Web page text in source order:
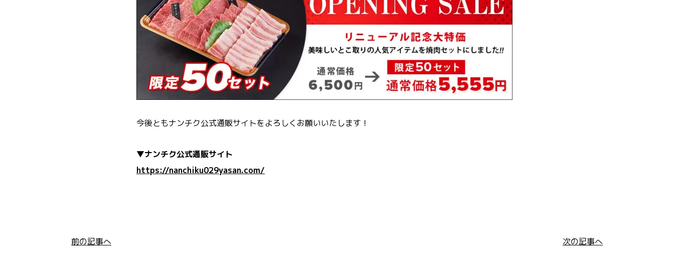
今後ともナンチク公式通販サイトをよろしくお願いいたします！
▼ナンチク公式通販サイト
https://nanchiku029yasan.com/
前の記事へ 次の記事へ